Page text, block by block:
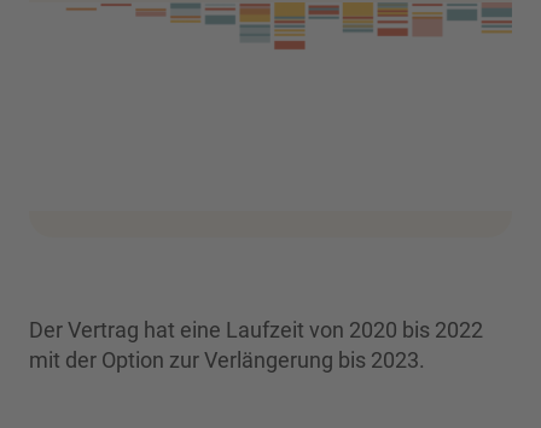
Der Vertrag hat eine Laufzeit von 2020 bis 2022
mit der Option zur Verlängerung bis 2023.